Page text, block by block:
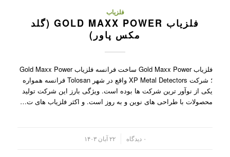
فلزیاب
فلزیاب GOLD MAXX POWER (گلد
مکس پاور)
فلزیاب Gold Maxx Power ساخت فرانسه فلزیاب Gold Maxx Power
؛ شرکت XP Metal Detectors واقع در شهر Tolosan فرانسه همواره
یکی از نوآور ترین شرکت ها بوده است. ویژگی بارز این شرکت تولید
محصولات با طراحی های نوین و به روز است. و اکثر فلزیاب های ت…
۰ دیدگاه ۲۲ آبان ۱۴۰۳